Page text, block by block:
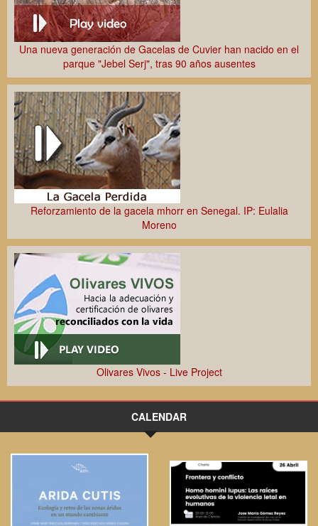
Una nueva generación de Gacelas de Cuvier han nacido en el
parque "Jebel Serj", tras 90 años ausentes
Reforzamiento de la gacela mhorr en Senegal. IP: Eulalia
Moreno
Olivares Vivos - Live Project
CALENDAR